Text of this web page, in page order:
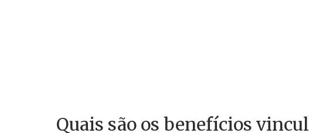
Quais são os benefícios